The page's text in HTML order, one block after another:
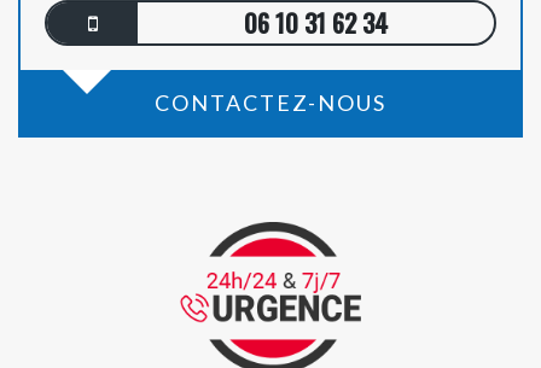
06 10 31 62 34
CONTACTEZ-NOUS